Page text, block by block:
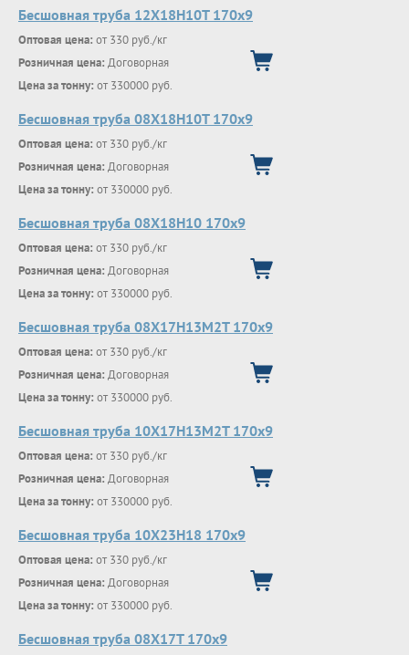
Бесшовная труба 12Х18Н10Т 170х9
Оптовая цена: от 330 руб./кг
Розничная цена: Договорная
Цена за тонну: от 330000 руб.
Бесшовная труба 08Х18Н10Т 170х9
Оптовая цена: от 330 руб./кг
Розничная цена: Договорная
Цена за тонну: от 330000 руб.
Бесшовная труба 08Х18Н10 170х9
Оптовая цена: от 330 руб./кг
Розничная цена: Договорная
Цена за тонну: от 330000 руб.
Бесшовная труба 08Х17Н13М2Т 170х9
Оптовая цена: от 330 руб./кг
Розничная цена: Договорная
Цена за тонну: от 330000 руб.
Бесшовная труба 10Х17Н13М2Т 170х9
Оптовая цена: от 330 руб./кг
Розничная цена: Договорная
Цена за тонну: от 330000 руб.
Бесшовная труба 10Х23Н18 170х9
Оптовая цена: от 330 руб./кг
Розничная цена: Договорная
Цена за тонну: от 330000 руб.
Бесшовная труба 08Х17Т 170х9